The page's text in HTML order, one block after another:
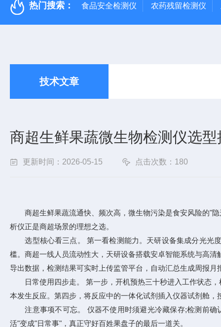
热门搜索： 食品安全检测仪 农药残留检测仪
技术文章
商超生鲜果蔬微生物检测仪选
更新时间：2026-05-15 点击次数：180
商超生鲜果蔬流通快、频次高，微生物污染是食安风险的"隐
析仪正是商超场景的理想之选。
选型核心看三点。 第一看检测能力。天研设备集成分光光度
槛。商超一线人员流动性大，天研设备搭载安卓智能系统与高
导出数据，检测结果可实时上传监管平台，自动汇总生成周报
日常使用四步走。 第一步，开机预热三十秒进入工作状态，
本发生反应。第四步，将反应中的一体化试剂插入仪器试剂舱
注意事项不可忘。 仪器不使用时须避光冷藏保存;检测前确
活"变成"日常事"，真正守好百姓果盘子的最后一道关。